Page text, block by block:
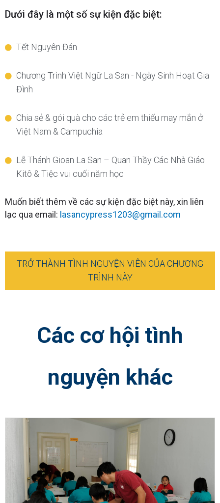
Dưới đây là một số sự kiện đặc biệt:
Tết Nguyên Đán
Chương Trình Việt Ngữ La San - Ngày Sinh Hoạt Gia
Đình
Chia sẻ & gói quà cho các trẻ em thiếu may mắn ở
Việt Nam & Campuchia
Lễ Thánh Gioan La San – Quan Thầy Các Nhà Giáo
Kitô & Tiệc vui cuối năm học
Muốn biết thêm về các sự kiện đặc biệt này, xin liên
lạc qua email: lasancypress1203@gmail.com
TRỞ THÀNH TÌNH NGUYỆN VIÊN CỦA CHƯƠNG
TRÌNH NÀY
Các cơ hội tình
nguyện khác